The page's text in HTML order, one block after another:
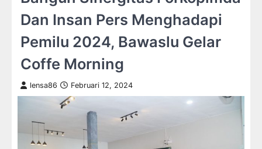
Dan Insan Pers Menghadapi
Pemilu 2024, Bawaslu Gelar
Coffe Morning
lensa86 Februari 12, 2024